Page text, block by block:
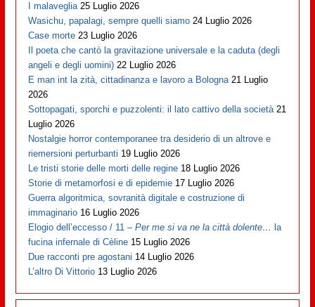
I malaveglia 25 Luglio 2026
Wasichu, papalagi, sempre quelli siamo 24 Luglio 2026
Case morte 23 Luglio 2026
Il poeta che cantò la gravitazione universale e la caduta (degli
angeli e degli uomini) 22 Luglio 2026
E man int la zità, cittadinanza e lavoro a Bologna 21 Luglio
2026
Sottopagati, sporchi e puzzolenti: il lato cattivo della società 21
Luglio 2026
Nostalgie horror contemporanee tra desiderio di un altrove e
riemersioni perturbanti 19 Luglio 2026
Le tristi storie delle morti delle regine 18 Luglio 2026
Storie di metamorfosi e di epidemie 17 Luglio 2026
Guerra algoritmica, sovranità digitale e costruzione di
immaginario 16 Luglio 2026
Elogio dell’eccesso / 11 –Per me si va ne la città dolente… la
fucina infernale di Cèline 15 Luglio 2026
Due racconti pre agostani 14 Luglio 2026
L’altro Di Vittorio 13 Luglio 2026